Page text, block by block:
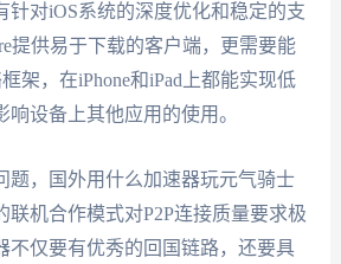
针对iOS系统的深度优化和稳定的支
提供易于下载的客户端，更需要能
架，在iPhone和iPad上都能实现低
设备上其他应用的使用。
题，国外用什么加速器玩元气骑士
联机合作模式对P2P连接质量要求极
不仅要有优秀的回国链路，还要具